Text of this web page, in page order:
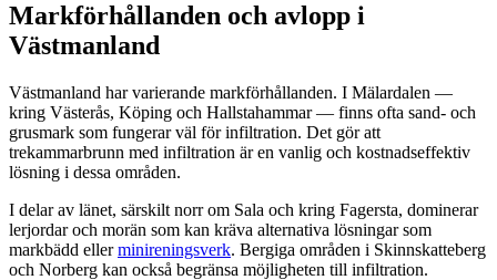
Markförhållanden och avlopp i
Västmanland
Västmanland har varierande markförhållanden. I Mälardalen —
kring Västerås, Köping och Hallstahammar — finns ofta sand- och
grusmark som fungerar väl för infiltration. Det gör att
trekammarbrunn med infiltration är en vanlig och kostnadseffektiv
lösning i dessa områden.
I delar av länet, särskilt norr om Sala och kring Fagersta, dominerar
lerjordar och morän som kan kräva alternativa lösningar som
markbädd ellerminireningsverk. Bergiga områden i Skinnskatteberg
och Norberg kan också begränsa möjligheten till infiltration.